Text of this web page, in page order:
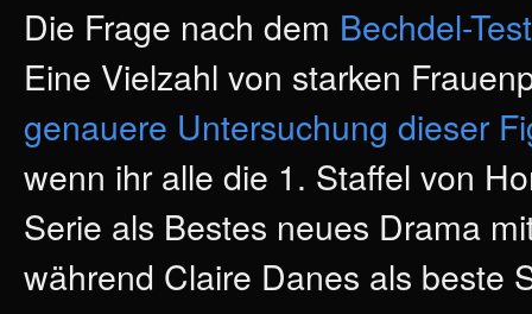
Die Frage nach dem Bechdel-Test
Eine Vielzahl von starken
genauere Untersuchung dieser
wenn ihr alle die 1. Staffel von
Serie als Bestes neues Drama
während Claire Danes als beste